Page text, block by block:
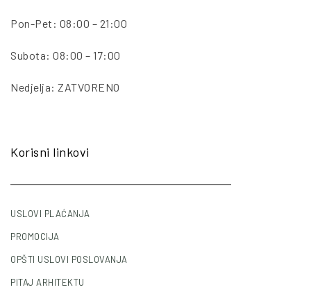
Pon-Pet: 08:00 – 21:00
Subota: 08:00 – 17:00
Nedjelja: ZATVORENO
Korisni linkovi
USLOVI PLAĆANJA
PROMOCIJA
OPŠTI USLOVI POSLOVANJA
PITAJ ARHITEKTU